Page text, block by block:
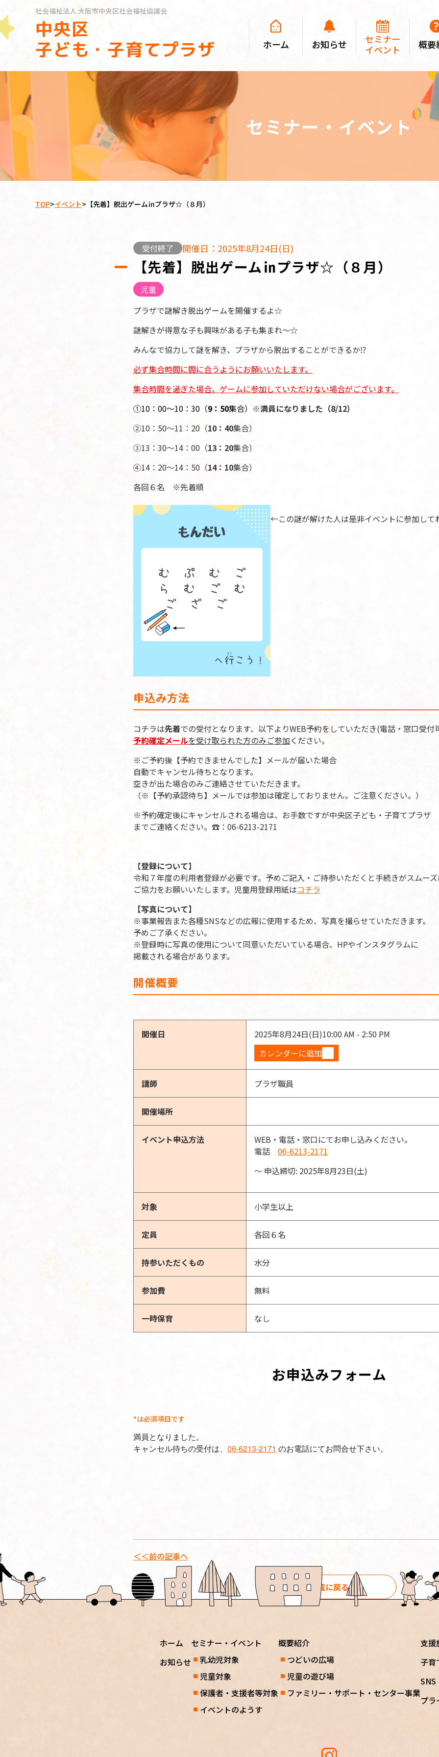
社会福祉法人大阪市中央区社会福祉協議会
中央区
子ども・子育てプラザ
ホーム お知らせ
セミナー
イベント
概要
セミナー・イベント
TOP>イベント> 【先着】脱出ゲーム㏌プラザ☆（８月）
受付終了 開催日：2025年8月24日(日)
【先着】脱出ゲーム㏌プラザ☆（８月）
児童
プラザで謎解き脱出ゲームを開催するよ☆
謎解きが得意な子も興味がある子も集まれ～☆
みんなで協力して謎を解き、プラザから脱出することができるか⁉
必ず集合時間に間に合うようにお願いいたします。
集合時間を過ぎた場合、ゲームに参加していただけない場合がございます。
①10：00～10：30（9：50集合） ※満員になりました（8/12）
②10：50～11：20（10：40集合）
③13：30～14：00（13：20集合）
④14：20～14：50（14：10集合）
各回６名 ※先着順
←この謎が解けた人は是非イベントに参加し
申込み方法
コチラは先着での受付となります、以下よりWEB予約をしていただき(電話・窓口受付
予約確定メールを受け取られた方のみご参加ください。
※ご予約後【予約できませんでした】メールが届いた場合
自動でキャンセル待ちとなります。
空きが出た場合のみご連絡させていただきます。
（※【予約承認待ち】メールでは参加は確定しておりません。ご注意ください。）
※予約確定後にキャンセルされる場合は、お手数ですが中央区子ども・子育てプラザ
までご連絡ください。☎：06-6213-2171
【登録について】
令和７年度の利用者登録が必要です。予めご記入・ご持参いただくと手続きがスムー
ご協力をお願いいたします。児童用登録用紙はコチラ
【写真について】
※事業報告また各種SNSなどの広報に使用するため、写真を撮らせていただきます。
予めご了承ください。
※登録時に写真の使用について同意いただいている場合、HPやインスタグラムに
掲載される場合があります。
開催概要
開催日 2025年8月24日(日)10:00 AM - 2:50 PM
カレンダーに追加
講師 プラザ職員
開催場所
イベント申込方法
WEB・電話・窓口にてお申し込みください。
電話 06-6213-2171
〜 申込締切: 2025年8月23日(土)
対象 小学生以上
定員 各回６名
持参いただくもの 水分
参加費 無料
一時保育 なし
お申込みフォーム
*は必須項目です
満員となりました。
キャンセル待ちの受付は、 06-6213-2171 のお電話にてお問合せ下さい。
＜＜前の記事へ
一覧に戻る
ホーム
お知らせ
セミナー・イベント
乳幼児対象
児童対象
保護者・支援者等対象
イベントのようす
概要紹介
つどいの広場
児童の遊び場
ファミリー・サポート・センター事業
支援
子育
SNS
プラ